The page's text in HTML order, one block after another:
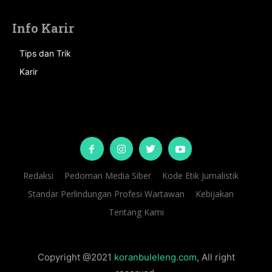
Info Karir
Tips dan Trik
Karir
Redaksi Pedoman Media Siber
Kode Etik Jurnalistik
Standar Perlindungan Profesi Wartawan
Kebijakan
Tentang Kami
Copyright @2021 koranbuleleng.com, All right